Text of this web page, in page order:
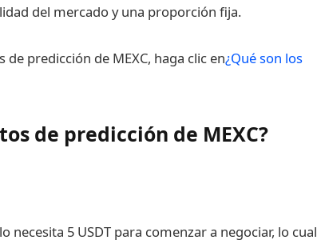
del mercado y una proporción fija.
predicción de MEXC, haga clic en¿Qué son los
de predicción de MEXC?
necesita 5 USDT para comenzar a negociar, lo cual